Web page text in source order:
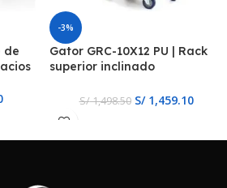
de
-3%
Gator GRC-10X12 PU | Rack
superior inclinado
frontal de 12U y rack trasero
S/1,498.50 S/1,459.10